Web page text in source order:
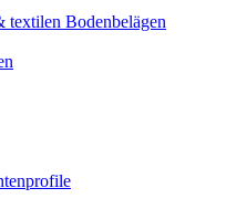
textilen Bodenbelägen